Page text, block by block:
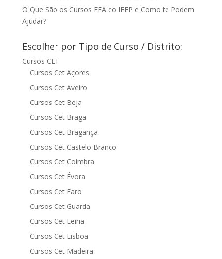
O Que São os Cursos EFA do IEFP e Como te Podem
Ajudar?
Escolher por Tipo de Curso / Distrito:
Cursos CET
Cursos Cet Açores
Cursos Cet Aveiro
Cursos Cet Beja
Cursos Cet Braga
Cursos Cet Bragança
Cursos Cet Castelo Branco
Cursos Cet Coimbra
Cursos Cet Évora
Cursos Cet Faro
Cursos Cet Guarda
Cursos Cet Leiria
Cursos Cet Lisboa
Cursos Cet Madeira